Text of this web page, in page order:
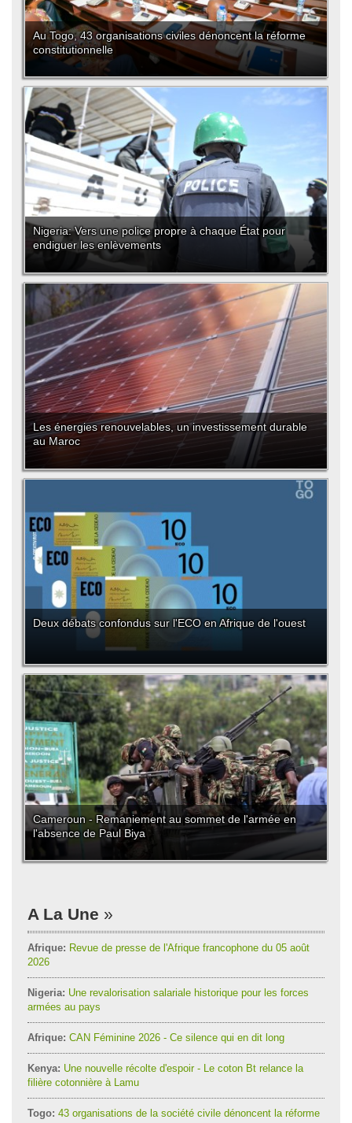
Au Togo, 43 organisations civiles dénoncent la réforme
constitutionnelle
Nigeria: Vers une police propre à chaque État pour
endiguer les enlèvements
Les énergies renouvelables, un investissement durable
au Maroc
Deux débats confondus sur l'ECO en Afrique de l'ouest
Cameroun - Remaniement au sommet de l'armée en
l'absence de Paul Biya
A La Une
Afrique: Revue de presse de l'Afrique francophone du 05 août
2026
Nigeria: Une revalorisation salariale historique pour les forces
armées au pays
Afrique: CAN Féminine 2026 - Ce silence qui en dit long
Kenya: Une nouvelle récolte d'espoir - Le coton Bt relance la
filière cotonnière à Lamu
Togo: 43 organisations de la société civile dénoncent la réforme